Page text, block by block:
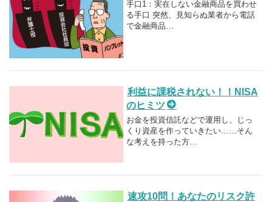
手口1：実在しない金融商品を買わせ
る手口 突然、見知らぬ業者から電話
で金融商品…
利益に課税されない！！NISA
のヒミツ
お金を投資信託などで運用し、じっ
くり資産を作っていきたい……そん
な考えを持った方…
速攻10問！あなたのリスク許